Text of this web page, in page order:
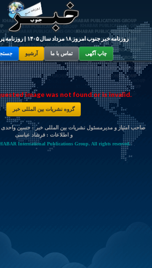
روزنامه خبر جنوب امروز ۱۸ مرداد سال ۱۴۰۵ | روزنامه پربازدید جنوب ایران
آرشیو تماس با ما چاپ آگهی
image was not found or is invalid.
گروه نشریات بین المللی خبر
صاحب امتیاز و مدیرمسئول نشریات بین المللی خبر : حسین واحدی
و اطلاعات :فرشاد عباسی
International Publications Group. All rights reserved.